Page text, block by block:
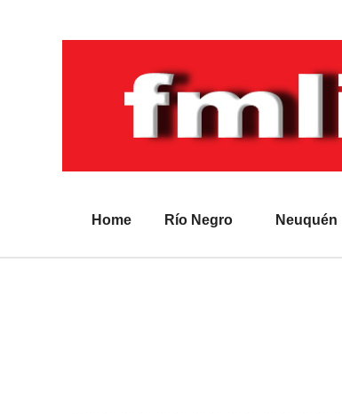
Home Río Negro Neuquén